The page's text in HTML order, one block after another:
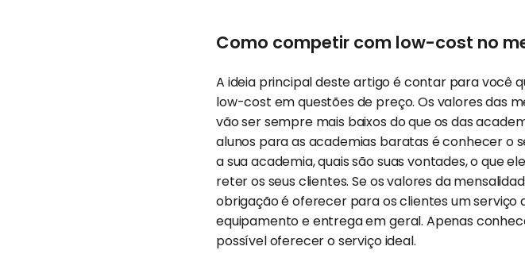
Como competir com low-cost no
A ideia principal deste artigo é contar para você
low-cost em questões de preço. Os valores das
vão ser sempre mais baixos do que os das
alunos para as academias baratas é conhecer o
a sua academia, quais são suas vontades, o que
reter os seus clientes. Se os valores da
obrigação é oferecer para os clientes um
equipamento e entrega em geral. Apenas
possível oferecer o serviço ideal.